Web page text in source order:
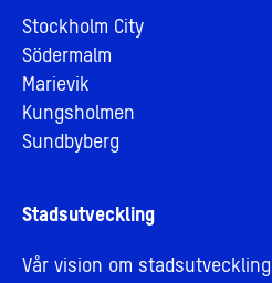
Stockholm City
Södermalm
Marievik
Kungsholmen
Sundbyberg
Stadsutveckling
Vår vision om stadsutveckling